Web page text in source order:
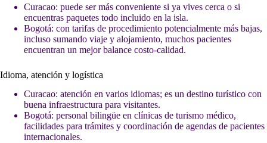
Curacao: puede ser más conveniente si ya vives cerca o si
encuentras paquetes todo incluido en la isla.
Bogotá: con tarifas de procedimiento potencialmente más bajas,
incluso sumando viaje y alojamiento, muchos pacientes
encuentran un mejor balance costo-calidad.
Idioma, atención y logística
Curacao: atención en varios idiomas; es un destino turístico con
buena infraestructura para visitantes.
Bogotá: personal bilingüe en clínicas de turismo médico,
facilidades para trámites y coordinación de agendas de pacientes
internacionales.